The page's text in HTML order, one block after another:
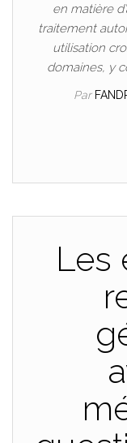
en matière
traitement
utilisation
domaines, y
Par
Les